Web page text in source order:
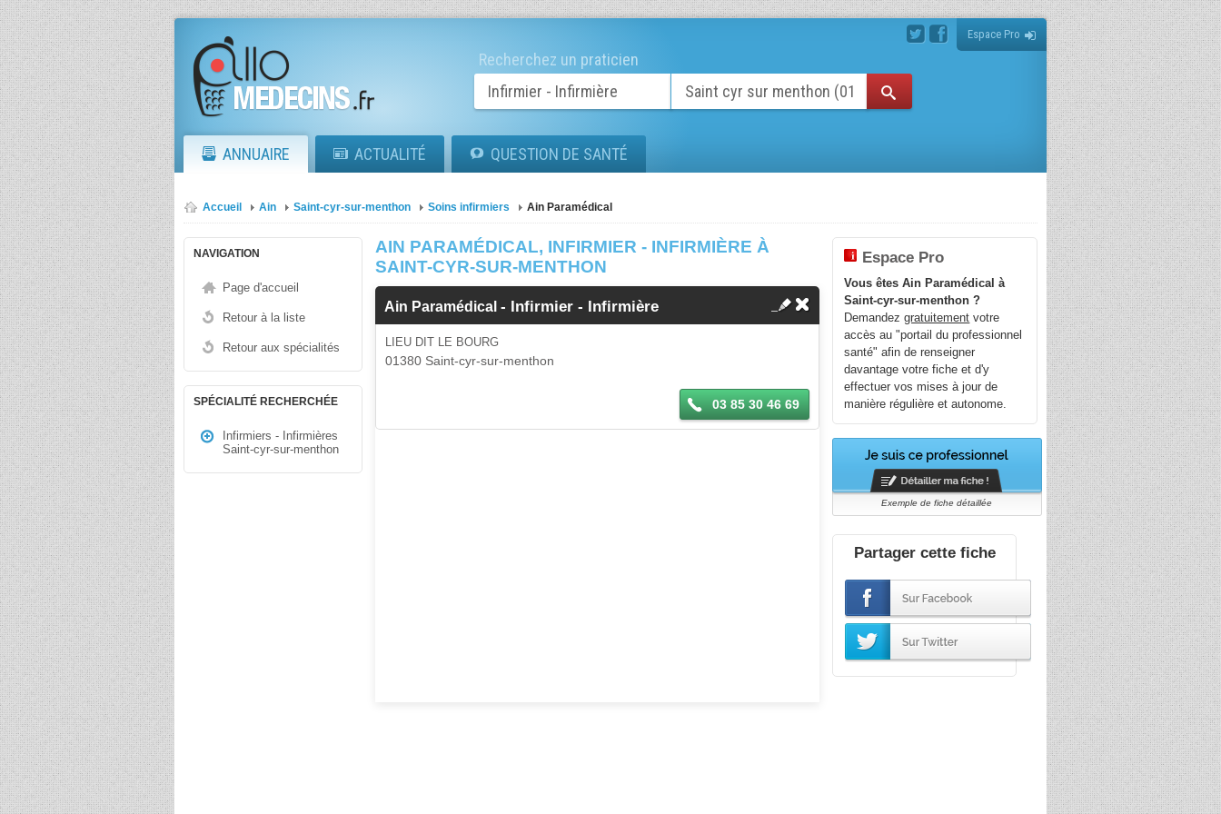
Espace Pro
Recherchez un praticien
ANNUAIRE ACTUALITÉ QUESTION DE SANTÉ
Accueil Ain Saint-cyr-sur-menthon Soins infirmiers Ain Paramédical
NAVIGATION
Page d'accueil
Retour à la liste
Retour aux spécialités
SPÉCIALITÉ RECHERCHÉE
Infirmiers - Infirmières
Saint-cyr-sur-menthon
AIN PARAMÉDICAL, INFIRMIER - INFIRMIÈRE À
SAINT-CYR-SUR-MENTHON
Ain Paramédical- Infirmier - Infirmière
LIEU DIT LE BOURG
01380 Saint-cyr-sur-menthon
03 85 30 46 69
Espace Pro
Vous êtes Ain Paramédical à
Saint-cyr-sur-menthon ?
Demandezgratuitement votre
accès au "portail du professionnel
santé" afin de renseigner
davantage votre fiche et d'y
effectuer vos mises à jour de
manière régulière et autonome.
Exemple de fiche détaillée
Partager cette fiche